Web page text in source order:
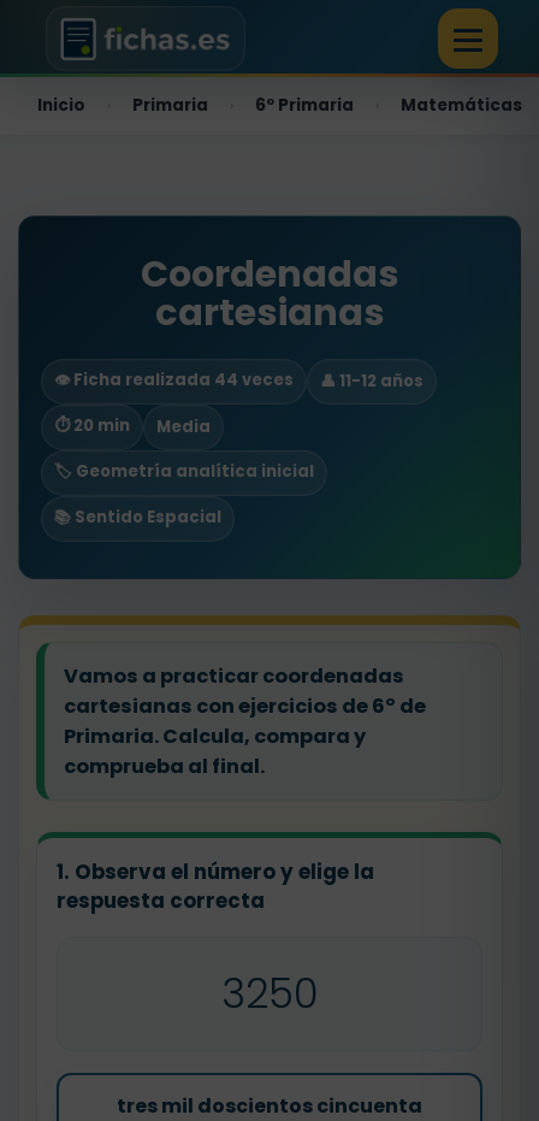
Inicio Primaria 6º Primaria Matemáticas
Coordenadas
cartesianas
👁️ Ficha realizada 44 veces
👤 11-12 años
⏱ 20 min
Media
🏷️ Geometría analítica inicial
📚 Sentido Espacial
Vamos a practicar coordenadas
cartesianas con ejercicios de 6º de
Primaria. Calcula, compara y
comprueba al final.
1. Observa el número y elige la
respuesta correcta
3250
tres mil doscientos cincuenta